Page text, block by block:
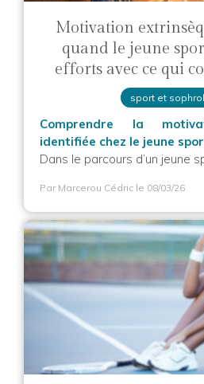
Motivation
quand le jeune
efforts avec ce qui
sport et
Comprendre la
identifiée chez le jeune
Dans le parcours d’un jeune
Par Marcerou Cédric le 08/03/26